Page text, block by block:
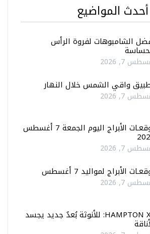
أحدث المواضيع
الشامبوهات لفروة الرأس
7, 2026
واقي الشمس خلال النهار
7, 2026
توقعـات الأبراج اليوم الجمعة 7 أغسطس
7, 2026
الأبراج لمواليد 7 أغسطس
7, 2026
HAMPTON XS: للأنوثة بُعدٌ جديد يجسد